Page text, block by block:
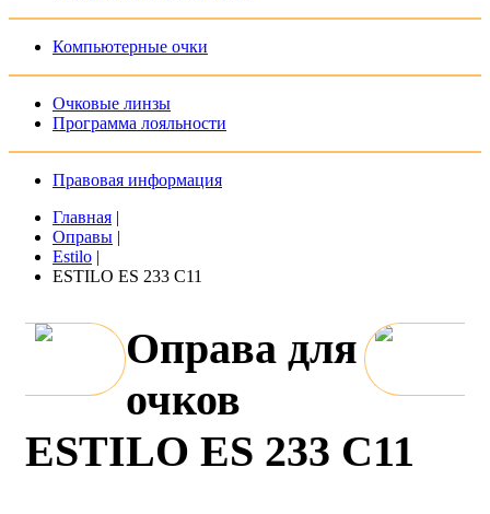
Компьютерные очки
Очковые линзы
Программа лояльности
Правовая информация
Главная |
Оправы |
Estilo |
ESTILO ES 233 C11
Оправа для
очков
ESTILO ES 233 C11